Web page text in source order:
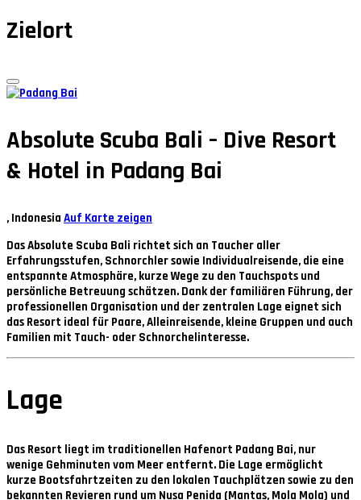
Zielort
Absolute Scuba Bali – Dive Resort
& Hotel in Padang Bai
, Indonesia Auf Karte zeigen
Das Absolute Scuba Bali richtet sich an Taucher aller
Erfahrungsstufen, Schnorchler sowie Individualreisende, die eine
entspannte Atmosphäre, kurze Wege zu den Tauchspots und
persönliche Betreuung schätzen. Dank der familiären Führung, der
professionellen Organisation und der zentralen Lage eignet sich
das Resort ideal für Paare, Alleinreisende, kleine Gruppen und auch
Familien mit Tauch- oder Schnorchelinteresse.
Lage
Das Resort liegt im traditionellen Hafenort Padang Bai, nur
wenige Gehminuten vom Meer entfernt. Die Lage ermöglicht
kurze Bootsfahrtzeiten zu den lokalen Tauchplätzen sowie zu den
bekannten Revieren rund um Nusa Penida (Mantas, Mola Mola) und